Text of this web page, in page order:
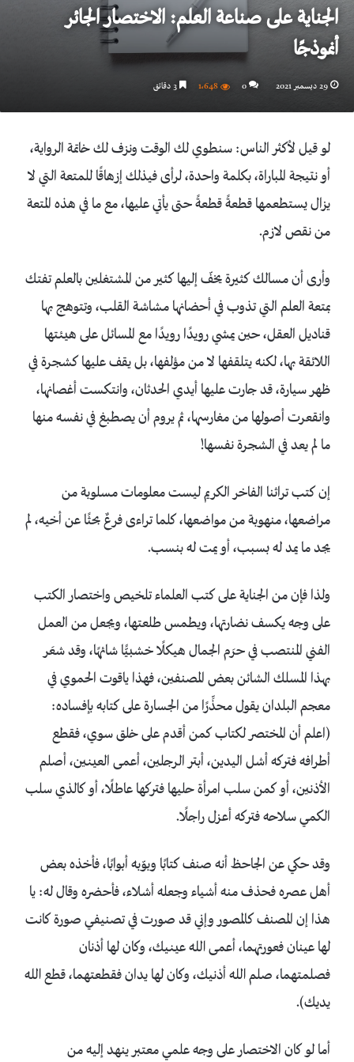
الجناية على صناعة العلم: الاختصار الجائر
أنموذجًا
29 ديسمبر 2021 0 1٬648
لو قيل لأكثر الناس: سنطوي لك الوقت ونزف لك خاتمة الرواية،
أو نتيجة المباراة، بكلمة واحدة، لرأى فيذلك إزهاقًا للمتعة التي لا
يزال يستطعمها قطعةً قطعةً حتى يأتي عليها، مع ما في هذه المتعة
من نقص لازم.
وأرى أن مسالك كثيرة يخفّ إليها كثير من المشتغلين بالعلم تفتك
بمتعة العلم التي تذوب في أحضانها مشاشة القلب، وتتوهج بها
قناديل العقل، حين يمشي رويدًا رويدًا مع المسائل على هيئتها
اللائقة بها، لكنه يتلقفها لا من مؤلفها، بل يقف عليها كشجرة في
ظهر سيارة، قد جارت عليها أيدي الحدثان، وانتكست أغصانها،
وانقعرت أصولها من مغارسها، ثم يروم أن يصطبغ في نفسه منها
ما لم يعد في الشجرة نفسها!
إن كتب تراثنا الفاخر الكريم ليست معلومات مسلوبة من
مراضعها، منهوبة من مواضعها، كلما تراءى فرعٌ بحثًا عن أخيه، لم
يجد ما يمد له بسبب، أو يمت له بنسب.
ولذا فإن من الجناية على كتب العلماء تلخيص واختصار الكتب
على وجه يكسف نضارتها، ويطمس طلعتها، ويجعل من العمل
الفني المنتصب في حرَم الجمال هيكلًا خشبيًّا شائهًا، وقد شعَر
بهذا المسلك الشائن بعض المصنفين، فهذا ياقوت الحموي في
معجم البلدان يقول محذِّرًا من الجسارة على كتابه بإفساده:
(اعلم أن المختصر لكتاب كمن أقدم على خلق سوي، فقطع
أطرافه فتركه أشل اليدين، أبتر الرجلين، أعمى العينين، أصلم
الأذنين، أو كمن سلب امرأة حليها فتركها عاطلًا، أو كالذي سلب
الكمي سلاحه فتركه أعزل راجلًا.
وقد حكي عن الجاحظ أنه صنف كتابًا وبوّبه أبوابًا، فأخذه بعض
أهل عصره فحذف منه أشياء وجعله أشلاء، فأحضره وقال له: يا
هذا إن المصنف كالمصور وإني قد صورت في تصنيفي صورة كانت
لها عينان فعورتهما، أعمى الله عينيك، وكان لها أذنان
فصلمتهما، صلم الله أذنيك، وكان لها يدان فقطعتهما، قطع الله
يديك).
أما لو كان الاختصار على وجه علمي معتبر ينهد إليه من